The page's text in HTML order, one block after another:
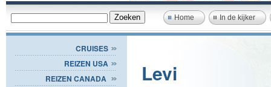
Home In de kijker
CRUISES
REIZEN USA
REIZEN CANADA
Levi